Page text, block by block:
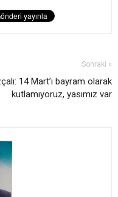
Sonraki »
14 Mart’ı bayram olarak
kutlamıyoruz, yasımız var